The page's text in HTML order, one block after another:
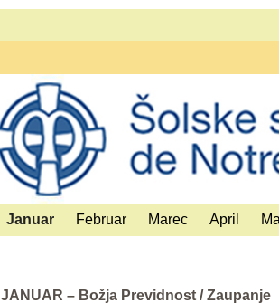
Januar Februar Marec April
JANUAR – Božja Previdnost / Zaupanje